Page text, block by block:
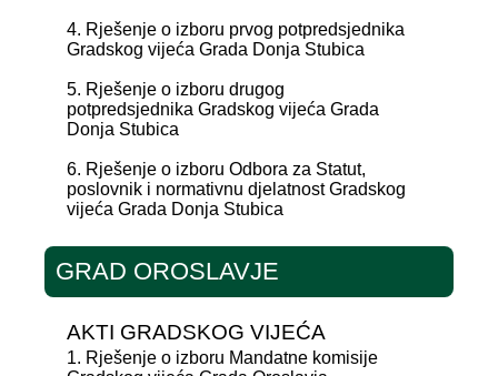
4. Rješenje o izboru prvog potpredsjednika
Gradskog vijeća Grada Donja Stubica
5. Rješenje o izboru drugog
potpredsjednika Gradskog vijeća Grada
Donja Stubica
6. Rješenje o izboru Odbora za Statut,
poslovnik i normativnu djelatnost Gradskog
vijeća Grada Donja Stubica
GRAD OROSLAVJE
AKTI GRADSKOG VIJEĆA
1. Rješenje o izboru Mandatne komisije